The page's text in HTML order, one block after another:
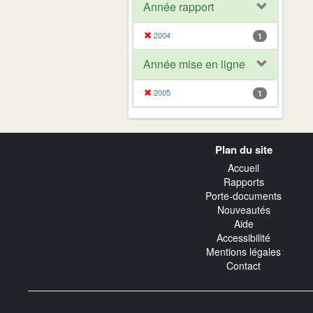
Année rapport
2004 1
Année mise en ligne
2005 1
Plan du site
Accueil
Rapports
Porte-documents
Nouveautés
Aide
Accessibilité
Mentions légales
Contact